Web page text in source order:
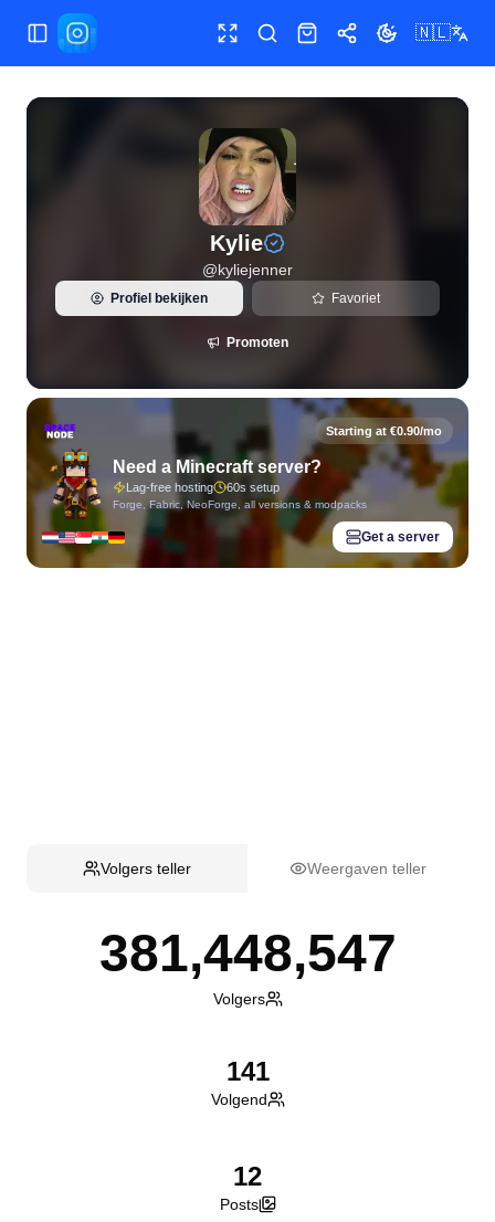
Menu wisselen Volledig scherm
ZoekenShopDelenThema
🇳🇱
Live Instagram-statistieken en volgersanalyse voor Kylie
Kylie
@kyliejenner
Profiel bekijken Favoriet
Promoten
Starting at €0.90/mo
Need a Minecraft server?
Lag-free hosting 60s setup
Forge, Fabric, NeoForge, all versions & modpacks
Get a server
Volgers teller Weergaven teller
381,448,547
Volgers
141
Volgend
12
Posts